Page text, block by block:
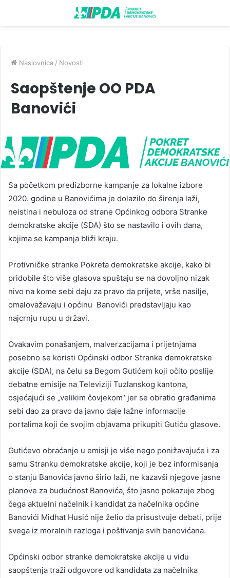
Naslovnica / Novosti
Saopštenje OO PDA
Banovići
Sa početkom predizborne kampanje za lokalne izbore
2020. godine u Banovićima je dolazilo do širenja laži,
neistina i nebuloza od strane Općinkog odbora Stranke
demokratske akcije (SDA) što se nastavilo i ovih dana,
kojima se kampanja bliži kraju.
Protivničke stranke Pokreta demokratske akcije, kako bi
pridobile što više glasova spuštaju se na dovoljno nizak
nivo na kome sebi daju za pravo da prijete, vrše nasilje,
omalovažavaju i općinu Banovići predstavljaju kao
najcrnju rupu u državi.
Ovakavim ponašanjem, malverzacijama i prijetnjama
posebno se koristi Općinski odbor Stranke demokratske
akcije (SDA), na čelu sa Begom Gutićem koji očito poslije
debatne emisije na Televiziji Tuzlanskog kantona,
osjećajući se „velikim čovjekom“ jer se obratio građanima
sebi dao za pravo da javno daje lažne informacije
portalima koji će svojim objavama prikupiti Gutiću glasove.
Gutićevo obraćanje u emisji je više nego ponižavajuće i za
samu Stranku demokratske akcije, koji je bez informisanja
o stanju Banovića javno širio laži, ne kazavši njegove jasne
planove za budućnost Banovića, što jasno pokazuje zbog
čega aktuelni načelnik i kandidat za načelnika općine
Banovići Midhat Husić nije želio da prisustvuje debati, prije
svega iz moralnih razloga i poštivanja svih banovićana.
Općinski odbor stranke demokratske akcije u vidu
saopštenja traži odgovore od kandidata za načelnika